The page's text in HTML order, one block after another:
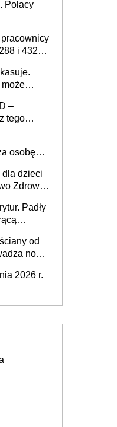
Polacy
i 432
–
tego
osobę
dzieci
Zdrowia
Padły
od
nowe
2026 r.